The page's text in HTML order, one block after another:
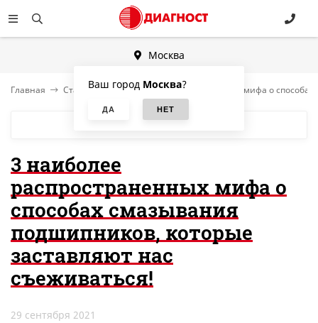
Москва
Ваш город Москва?
Главная Статьи 3 наиболее распространенных мифа о
3 наиболее
распространенных мифа о
способах смазывания
подшипников, которые
заставляют нас
съеживаться!
29 сентября 2021